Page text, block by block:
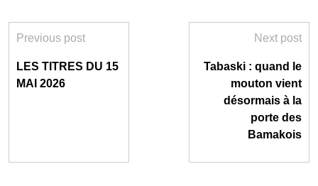
Previous post
LES TITRES DU 15
MAI 2026
Next post
Tabaski : quand le
mouton vient
désormais à la
porte des
Bamakois